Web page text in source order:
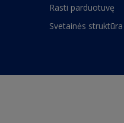
Rasti parduotuvę
Svetainės struktūra